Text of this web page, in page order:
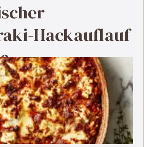
Hackauflauf